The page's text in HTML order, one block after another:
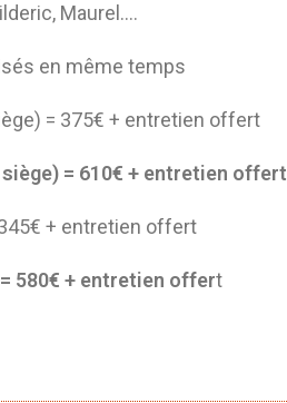
Maurel….
en même temps
= 375€ + entretien offert
= 610€ + entretien offert
+ entretien offert
580€ + entretien offert